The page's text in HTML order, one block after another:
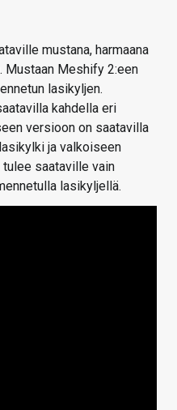
mustana, harmaana
Mustaan Meshify 2:een
lasikyljen.
kahdella eri
versioon on saatavilla
ja valkoiseen
saataville vain
lasikyljellä.